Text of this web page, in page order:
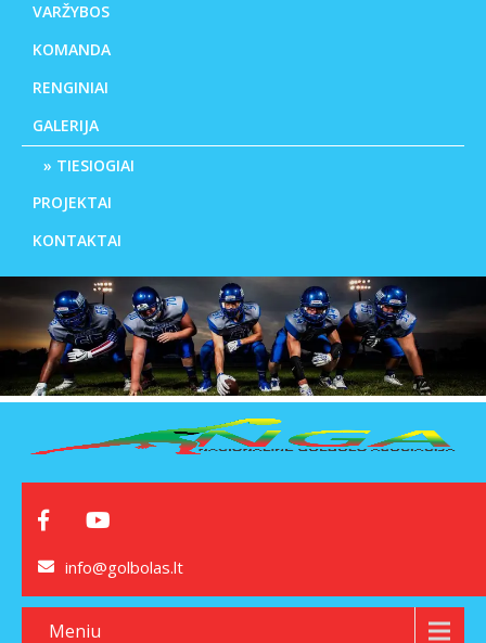
VARŽYBOS
KOMANDA
RENGINIAI
GALERIJA
TIESIOGIAI
PROJEKTAI
KONTAKTAI
info@golbolas.lt
Meniu